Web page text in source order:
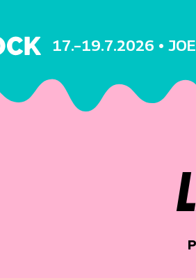
17.–19.7.2026 •